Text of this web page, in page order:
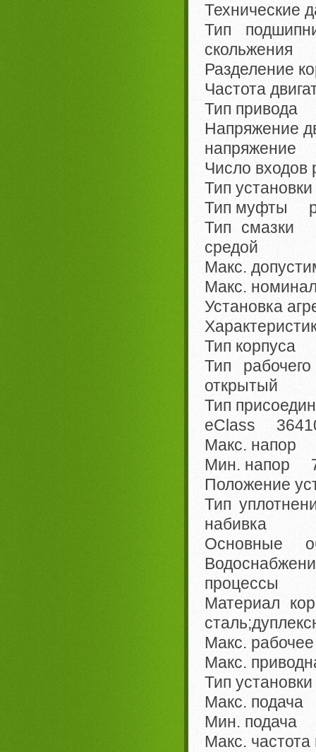
Технические
Тип
скольжения
Разделение
Частота
Тип привода
Напряжение
напряжение
Число входов
Тип
Тип муфты
Тип смазки
средой
Макс.
Макс.
Установка
Тип корпуса
Тип
открытый
Тип
eClass
Макс. напор
Мин. напор
Положение
Тип
набивка
Основные
процессы
Материал
Макс.
Макс.
Тип
Макс.
Мин. подача
Макс.